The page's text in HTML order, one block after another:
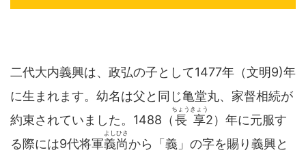
二代大内義興は、政弘の子として1477年（文明9)年
に生まれます。幼名は父と同じ亀堂丸、家督相続が
約束されていました。1488（長享
ちょうきょう
2）年に元服す
る際には9代将軍義尚
よしひさ
から「義」の字を賜り義興と